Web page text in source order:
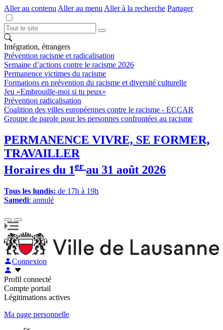
Aller au contenu Aller au menu Aller à la recherche Partager
Intégration, étrangers
Prévention racisme et radicalisation
Semaine d’actions contre le racisme 2026
Permanence victimes du racisme
Formations en prévention du racisme et diversité culturelle
Jeu «Embrouille-moi si tu peux»
Prévention radicalisation
Coalition des villes européennes contre le racisme - ECCAR
Groupe de parole pour les personnes confrontées au racisme
PERMANENCE VIVRE, SE FORMER,
TRAVAILLER
Horaires du 1er au 31 août 2026
Tous les lundis: de 17h à 19h
Samedi: annulé
Connexion
Profil connecté
Compte portail
Légitimations actives
Ma page personnelle